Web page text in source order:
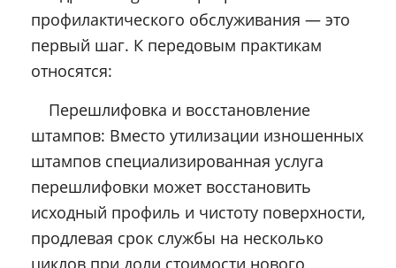
профилактического обслуживания — это
первый шаг. К передовым практикам
относятся:
Перешлифовка и восстановление
штампов: Вместо утилизации изношенных
штампов специализированная услуга
перешлифовки может восстановить
исходный профиль и чистоту поверхности,
продлевая срок службы на несколько
циклов при доли стоимости нового